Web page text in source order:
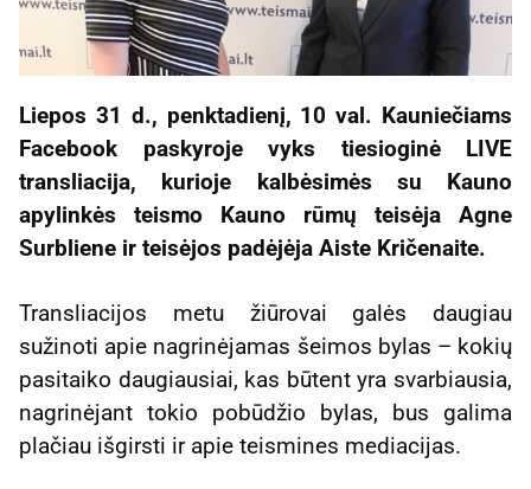
Liepos 31 d., penktadienį, 10 val. Kauniečiams
Facebook paskyroje vyks tiesioginė LIVE
transliacija, kurioje kalbėsimės su Kauno
apylinkės teismo Kauno rūmų teisėja Agne
Surbliene ir teisėjos padėjėja Aiste Kričenaite.
Transliacijos metu žiūrovai galės daugiau
sužinoti apie nagrinėjamas šeimos bylas – kokių
pasitaiko daugiausiai, kas būtent yra svarbiausia,
nagrinėjant tokio pobūdžio bylas, bus galima
plačiau išgirsti ir apie teismines mediacijas.